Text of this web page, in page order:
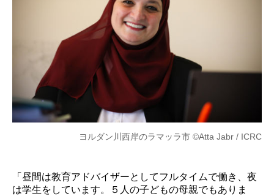
ヨルダン川西岸のラマッラ市 ©Atta Jabr / ICRC
「昼間は教育アドバイザーとしてフルタイムで働き、夜
は学生をしています。５人の子どもの母親でもありま